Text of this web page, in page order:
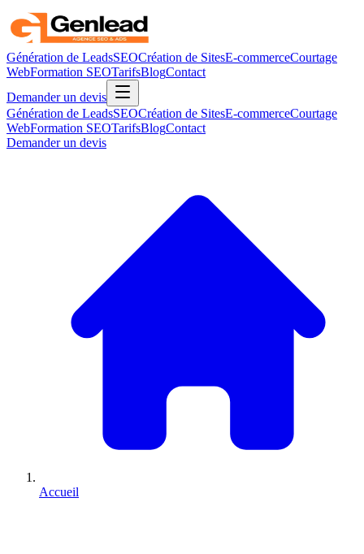
Génération de LeadsSEOCréation de SitesE-commerceCourtage
WebFormation SEOTarifsBlogContact
Demander un devis
Génération de LeadsSEOCréation de SitesE-commerceCourtage
WebFormation SEOTarifsBlogContact
Demander un devis
Accueil